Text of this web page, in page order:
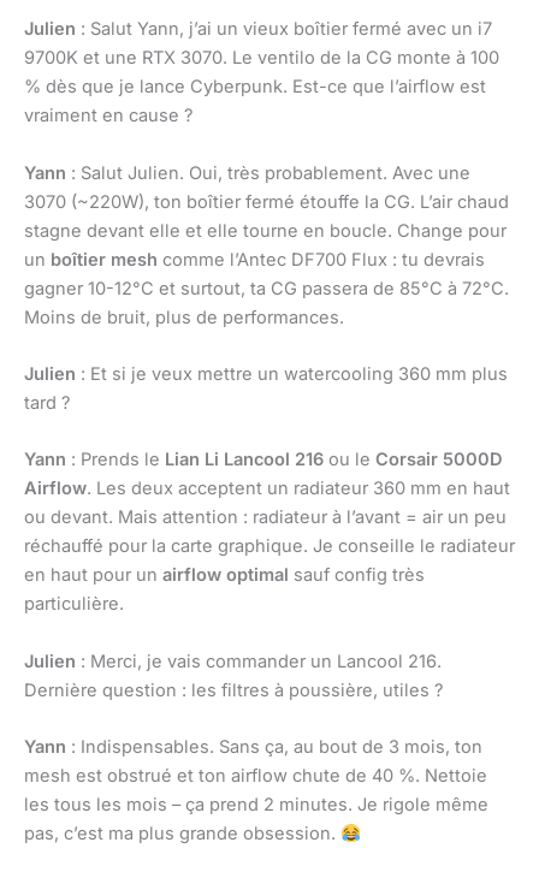
Julien : Salut Yann, j’ai un vieux boîtier fermé avec un i7
9700K et une RTX 3070. Le ventilo de la CG monte à 100
% dès que je lance Cyberpunk. Est-ce que l’airflow est
vraiment en cause ?
Yann : Salut Julien. Oui, très probablement. Avec une
3070 (~220W), ton boîtier fermé étouffe la CG. L’air chaud
stagne devant elle et elle tourne en boucle. Change pour
un boîtier mesh comme l’Antec DF700 Flux : tu devrais
gagner 10-12°C et surtout, ta CG passera de 85°C à 72°C.
Moins de bruit, plus de performances.
Julien : Et si je veux mettre un watercooling 360 mm plus
tard ?
Yann : Prends le Lian Li Lancool 216 ou le Corsair 5000D
Airflow. Les deux acceptent un radiateur 360 mm en haut
ou devant. Mais attention : radiateur à l’avant = air un peu
réchauffé pour la carte graphique. Je conseille le radiateur
en haut pour un airflow optimal sauf config très
particulière.
Julien : Merci, je vais commander un Lancool 216.
Dernière question : les filtres à poussière, utiles ?
Yann : Indispensables. Sans ça, au bout de 3 mois, ton
mesh est obstrué et ton airflow chute de 40 %. Nettoie
les tous les mois – ça prend 2 minutes. Je rigole même
pas, c’est ma plus grande obsession.